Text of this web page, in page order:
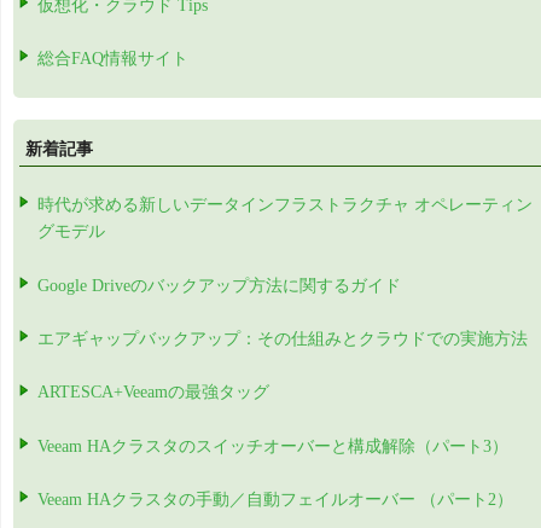
仮想化・クラウド Tips
総合FAQ情報サイト
新着記事
時代が求める新しいデータインフラストラクチャ オペレーティン
グモデル
Google Driveのバックアップ方法に関するガイド
エアギャップバックアップ：その仕組みとクラウドでの実施方法
ARTESCA+Veeamの最強タッグ
Veeam HAクラスタのスイッチオーバーと構成解除（パート3）
Veeam HAクラスタの手動／自動フェイルオーバー （パート2）